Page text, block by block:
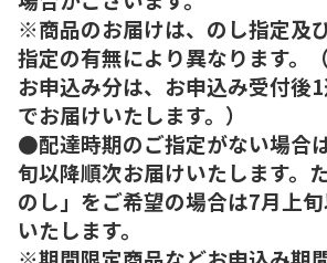
※商品のお届けは、のし指定及
指定の有無により異なります。
お申込み分は、お申込み受付後
でお届けいたします。）
●配達時期のご指定がない場合
旬以降順次お届けいたします。
のし」をご希望の場合は7月上
いたします。